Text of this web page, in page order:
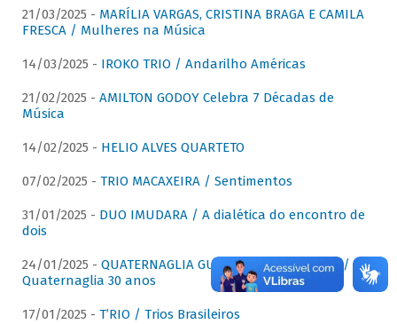
21/03/2025 - MARÍLIA VARGAS, CRISTINA BRAGA E CAMILA
FRESCA / Mulheres na Música
14/03/2025 - IROKO TRIO / Andarilho Américas
21/02/2025 - AMILTON GODOY Celebra 7 Décadas de
Música
14/02/2025 - HELIO ALVES QUARTETO
07/02/2025 - TRIO MACAXEIRA / Sentimentos
31/01/2025 - DUO IMUDARA / A dialética do encontro de
dois
24/01/2025 - QUATERNAGLIA GUITAR QUARTET (QGQ) /
Quaternaglia 30 anos
17/01/2025 - T’RIO / Trios Brasileiros